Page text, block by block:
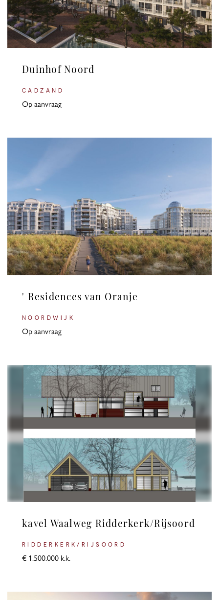
Duinhof Noord
CADZAND
Op aanvraag
' Residences van Oranje
NOORDWIJK
Op aanvraag
kavel Waalweg Ridderkerk/Rijsoord
RIDDERKERK/RIJSOORD
€ 1.500.000 k.k.